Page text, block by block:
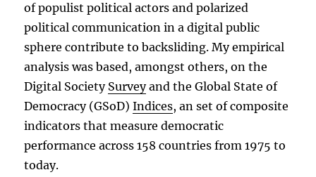
of populist political actors and polarized
political communication in a digital public
sphere contribute to backsliding. My empirical
analysis was based, amongst others, on the
Digital Society Surveyand the Global State of
Democracy (GSoD)Indices, an set of composite
indicators that measure democratic
performance across 158 countries from 1975 to
today.